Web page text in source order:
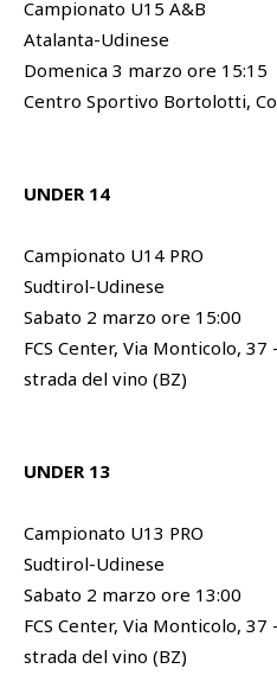
Campionato U15 A&B
Atalanta-Udinese
Domenica 3 marzo ore 15:15
Centro Sportivo Bortolotti,
UNDER 14
Campionato U14 PRO
Sudtirol-Udinese
Sabato 2 marzo ore 15:00
FCS Center, Via Monticolo,
strada del vino (BZ)
UNDER 13
Campionato U13 PRO
Sudtirol-Udinese
Sabato 2 marzo ore 13:00
FCS Center, Via Monticolo,
strada del vino (BZ)